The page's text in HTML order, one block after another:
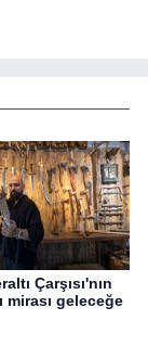
Çarşısı'nın
mirası geleceğe